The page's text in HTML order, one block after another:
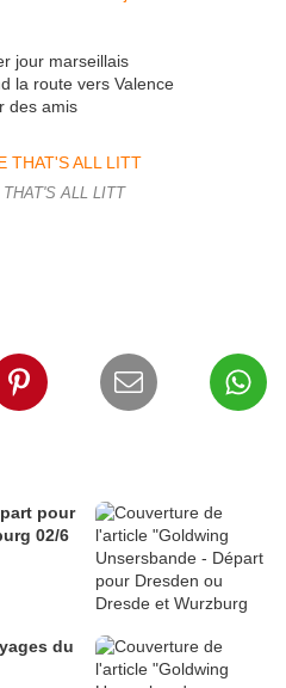
jour marseillais
la route vers Valence
des amis
ALL LITT
pour
02/6
du